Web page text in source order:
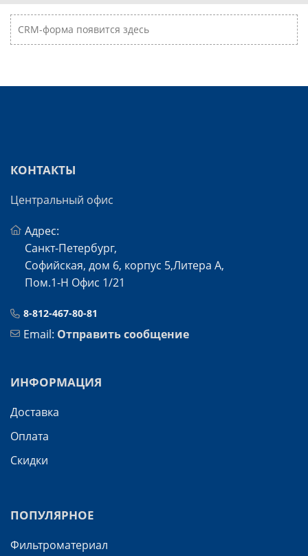
CRM-форма появится здесь
КОНТАКТЫ
Центральный офис
Адрес:
Санкт-Петербург,
Софийская, дом 6, корпус 5,Литера А,
Пом.1-Н Офис 1/21
8-812-467-80-81
Email: Отправить сообщение
ИНФОРМАЦИЯ
Доставка
Оплата
Скидки
ПОПУЛЯРНОЕ
Фильтроматериал